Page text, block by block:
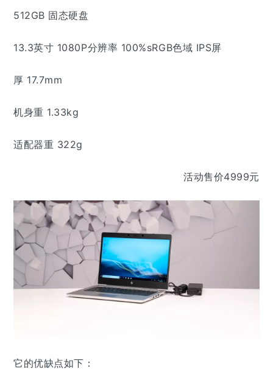
512GB 固态硬盘
13.3英寸 1080P分辨率 100%sRGB色域 IPS屏
厚 17.7mm
机身重 1.33kg
适配器重 322g
活动售价4999元
它的优缺点如下：